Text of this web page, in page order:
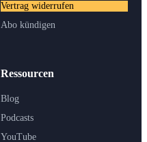
Ressourcen
Blog
Podcasts
YouTube
Vertrag widerrufen
Abo kündigen